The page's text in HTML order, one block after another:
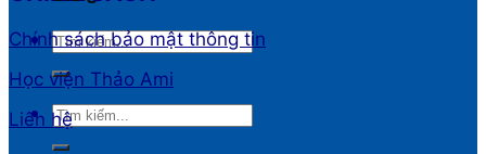
Chính sách bảo mật thông tin
Học viện Thảo Ami
Liên hệ